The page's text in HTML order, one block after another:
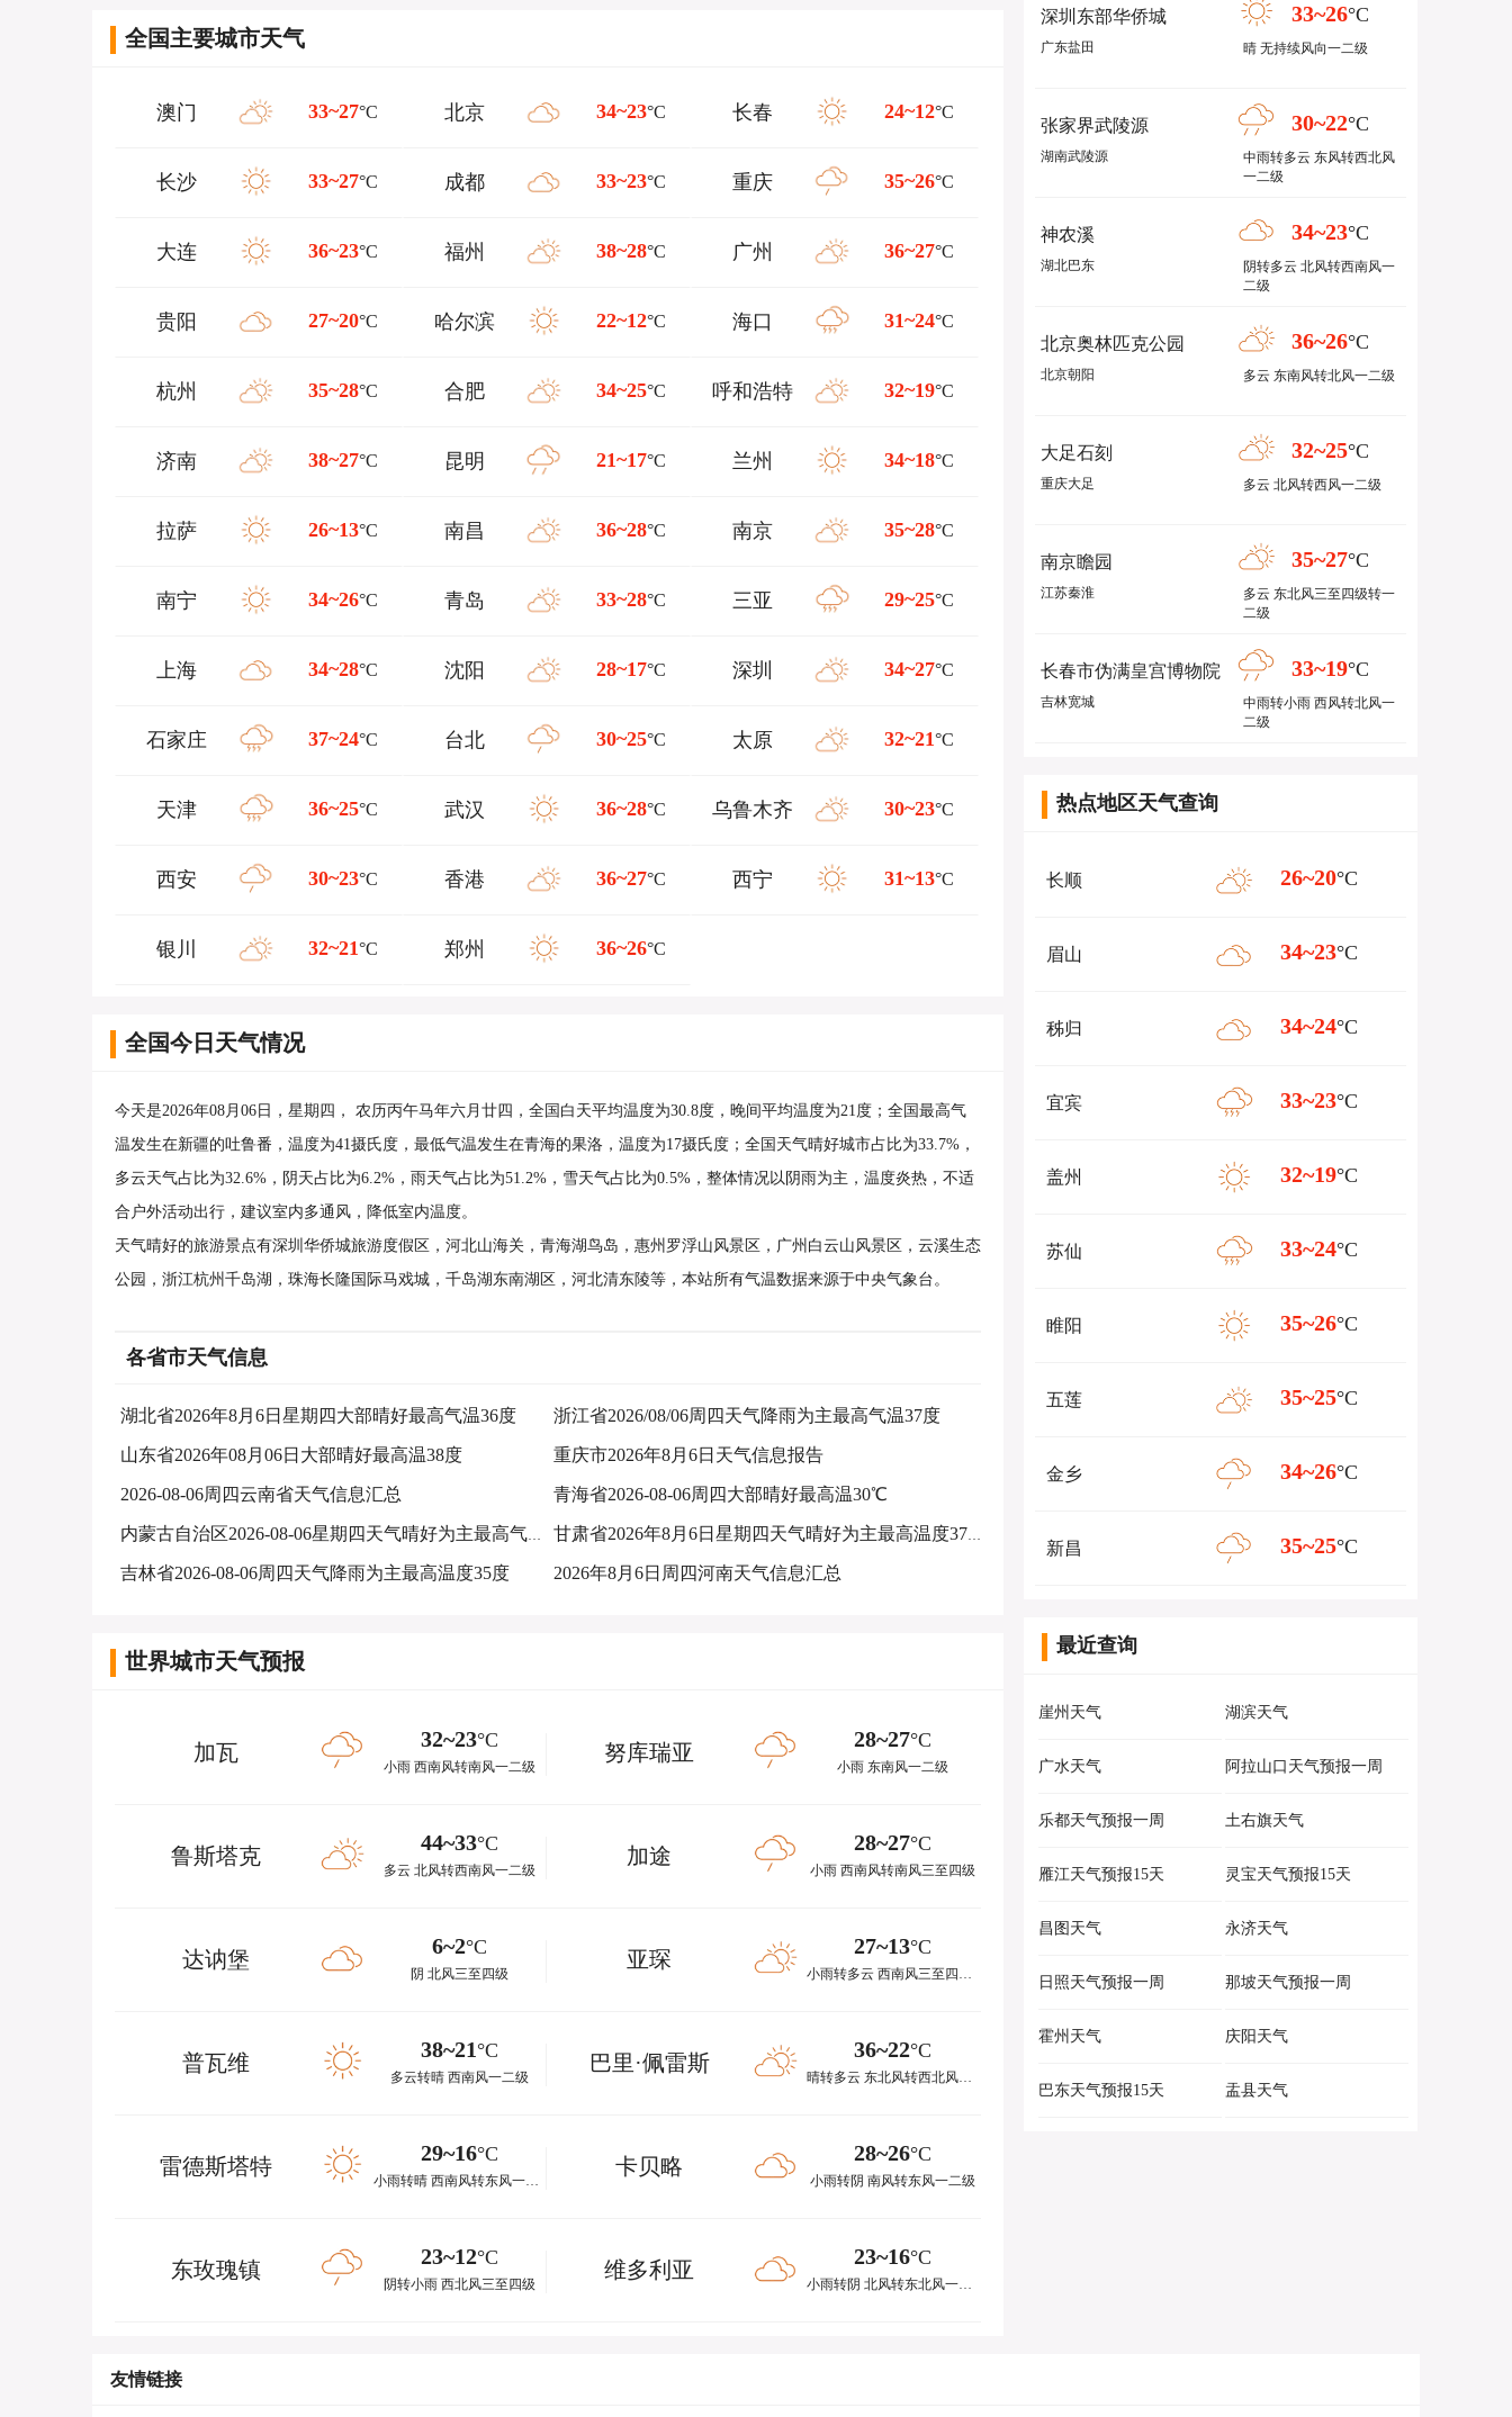
全国主要城市天气
澳门 33~27°C 北京 34~23°C 长春 24~12°C
长沙 33~27°C 成都 33~23°C 重庆 35~26°C
大连 36~23°C 福州 38~28°C 广州 36~27°C
贵阳 27~20°C 哈尔滨 22~12°C 海口 31~24°C
杭州 35~28°C 合肥 34~25°C 呼和浩特 32~19°C
济南 38~27°C 昆明 21~17°C 兰州 34~18°C
拉萨 26~13°C 南昌 36~28°C 南京 35~28°C
南宁 34~26°C 青岛 33~28°C 三亚 29~25°C
上海 34~28°C 沈阳 28~17°C 深圳 34~27°C
石家庄 37~24°C 台北 30~25°C 太原 32~21°C
天津 36~25°C 武汉 36~28°C 乌鲁木齐 30~23°C
西安 30~23°C 香港 36~27°C 西宁 31~13°C
银川 32~21°C 郑州 36~26°C
全国今日天气情况
今天是2026年08月06日，星期四， 农历丙午马年六月廿四，全国白天平均温度为30.8度，晚间平均温度为21度；全国最高气
温发生在新疆的吐鲁番，温度为41摄氏度，最低气温发生在青海的果洛，温度为17摄氏度；全国天气晴好城市占比为33.7%，
多云天气占比为32.6%，阴天占比为6.2%，雨天气占比为51.2%，雪天气占比为0.5%，整体情况以阴雨为主，温度炎热，不适
合户外活动出行，建议室内多通风，降低室内温度。
天气晴好的旅游景点有深圳华侨城旅游度假区，河北山海关，青海湖鸟岛，惠州罗浮山风景区，广州白云山风景区，云溪生态
公园，浙江杭州千岛湖，珠海长隆国际马戏城，千岛湖东南湖区，河北清东陵等，本站所有气温数据来源于中央气象台。
各省市天气信息
湖北省2026年8月6日星期四大部晴好最高气温36度 浙江省2026/08/06周四天气降雨为主最高气温37度
山东省2026年08月06日大部晴好最高温38度 重庆市2026年8月6日天气信息报告
2026-08-06周四云南省天气信息汇总 青海省2026-08-06周四大部晴好最高温30℃
内蒙古自治区2026-08-06星期四天气晴好为主最高气温36℃ 甘肃省2026年8月6日星期四天气晴好为主最高温度37度
吉林省2026-08-06周四天气降雨为主最高温度35度 2026年8月6日周四河南天气信息汇总
世界城市天气预报
加瓦
32~23°C
小雨 西南风转南风一二级
努库瑞亚
28~27°C
小雨 东南风一二级
鲁斯塔克
44~33°C
多云 北风转西南风一二级
加途
28~27°C
小雨 西南风转南风三至四级
达讷堡
6~2°C
阴 北风三至四级
亚琛
27~13°C
小雨转多云 西南风三至四级转一二级
普瓦维
38~21 °C
多云转晴 西南风一二级
巴里·佩雷斯
36~22°C
晴转多云 东北风转西北风一二级
雷德斯塔特
29~16°C
小雨转晴 西南风转东风一二级
卡贝略
28~26°C
小雨转阴 南风转东风一二级
东玫瑰镇
23~12°C
阴转小雨 西北风三至四级
维多利亚
23~16°C
小雨转阴 北风转东北风一二级
深圳东部华侨城
广东盐田
33~26°C
晴 无持续风向一二级
张家界武陵源
湖南武陵源
30~22°C
中雨转多云 东风转西北风
一二级
神农溪
湖北巴东
34~23°C
阴转多云 北风转西南风一
二级
北京奥林匹克公园
北京朝阳
36~26°C
多云 东南风转北风一二级
大足石刻
重庆大足
32~25°C
多云 北风转西风一二级
南京瞻园
江苏秦淮
35~27°C
多云 东北风三至四级转一
二级
长春市伪满皇宫博物院
吉林宽城
33~19°C
中雨转小雨 西风转北风一
二级
热点地区天气查询
长顺 26~20°C
眉山 34~23°C
秭归 34~24°C
宜宾 33~23°C
盖州 32~19°C
苏仙 33~24°C
睢阳 35~26°C
五莲 35~25°C
金乡 34~26°C
新昌 35~25°C
最近查询
崖州天气 湖滨天气
广水天气 阿拉山口天气预报一周
乐都天气预报一周 土右旗天气
雁江天气预报15天 灵宝天气预报15天
昌图天气 永济天气
日照天气预报一周 那坡天气预报一周
霍州天气 庆阳天气
巴东天气预报15天 盂县天气
友情链接